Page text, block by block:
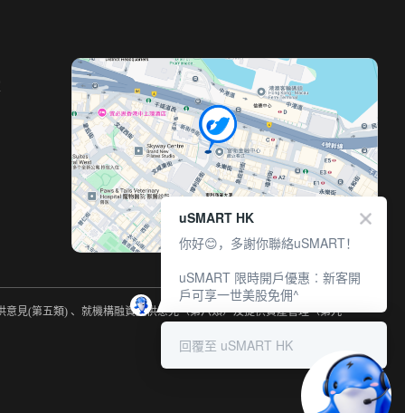
見(第五類) 、就機構融資提供意見（第六類）及提供資產管理（第九
uSMART HK
你好😊，多謝你聯絡uSMART！
uSMART 限時開戶優惠︰新客開
戶可享一世美股免佣^
回覆至 uSMART HK